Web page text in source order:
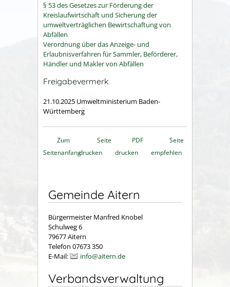
§ 53 des Gesetzes zur Förderung der
Kreislaufwirtschaft und Sicherung der
umweltverträglichen Bewirtschaftung von
Abfällen
Verordnung über das Anzeige- und
Erlaubnisverfahren für Sammler, Beförderer,
Händler und Makler von Abfällen
Freigabevermerk
21.10.2025 Umweltministerium Baden-
Württemberg
Zum
Seitenanfang
Seite
drucken
PDF
drucken
Seite
empfehlen
Gemeinde Aitern
Bürgermeister Manfred Knobel
Schulweg 6
79677 Aitern
Telefon 07673 350
E-Mail:
info@aitern.de
Verbandsverwaltung